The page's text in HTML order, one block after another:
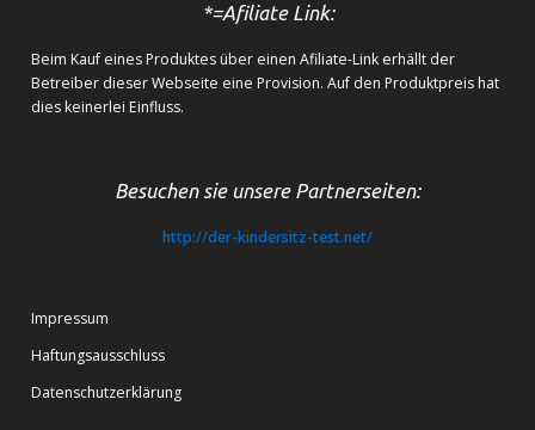
*=Afiliate Link:
Beim Kauf eines Produktes über einen Afiliate-Link erhällt der
Betreiber dieser Webseite eine Provision. Auf den Produktpreis hat
dies keinerlei Einfluss.
Besuchen sie unsere Partnerseiten:
http://der-kindersitz-test.net/
Impressum
Haftungsausschluss
Datenschutzerklärung